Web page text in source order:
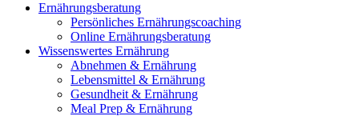
Ernährungsberatung
Persönliches Ernährungscoaching
Online Ernährungsberatung
Wissenswertes Ernährung
Abnehmen & Ernährung
Lebensmittel & Ernährung
Gesundheit & Ernährung
Meal Prep & Ernährung